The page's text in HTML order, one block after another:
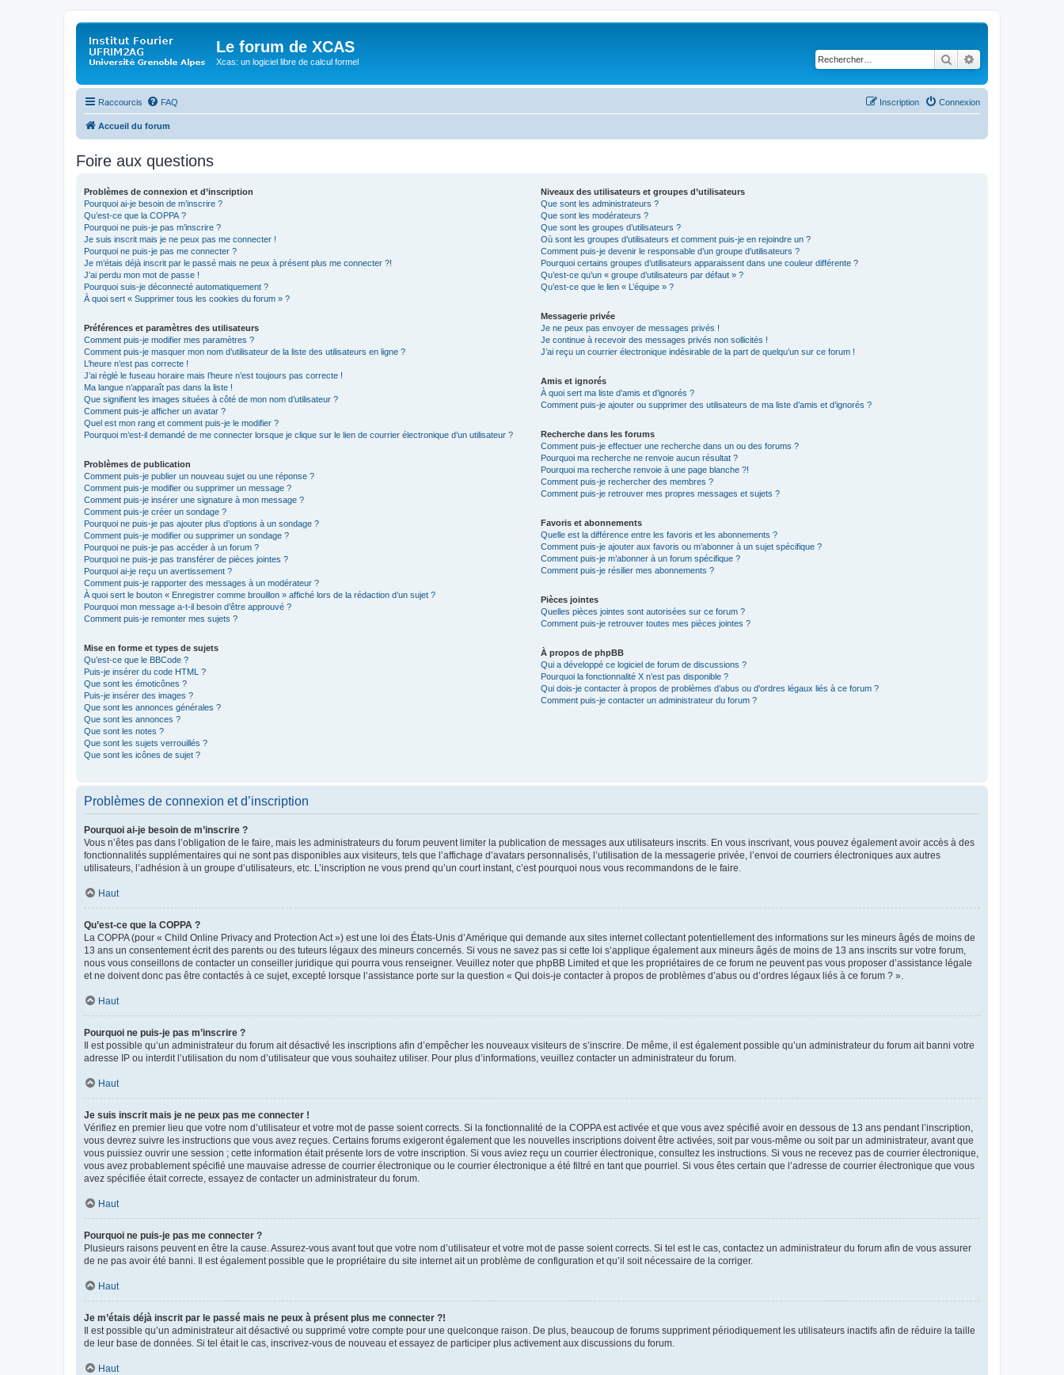
Le forum de XCAS
Xcas: un logiciel libre de calcul formel Rechercher
Raccourcis FAQ Connexion
Inscription
Accueil du forum
Foire aux questions
Problèmes de connexion et d’inscription
Pourquoi ai-je besoin de m’inscrire ?
Qu’est-ce que la COPPA ?
Pourquoi ne puis-je pas m’inscrire ?
Je suis inscrit mais je ne peux pas me connecter !
Pourquoi ne puis-je pas me connecter ?
Je m’étais déjà inscrit par le passé mais ne peux à présent plus me connecter ?!
J’ai perdu mon mot de passe !
Pourquoi suis-je déconnecté automatiquement ?
À quoi sert « Supprimer tous les cookies du forum » ?
Préférences et paramètres des utilisateurs
Comment puis-je modifier mes paramètres ?
Comment puis-je masquer mon nom d’utilisateur de la liste des utilisateurs en ligne ?
L’heure n’est pas correcte !
J’ai réglé le fuseau horaire mais l’heure n’est toujours pas correcte !
Ma langue n’apparaît pas dans la liste !
Que signifient les images situées à côté de mon nom d’utilisateur ?
Comment puis-je afficher un avatar ?
Quel est mon rang et comment puis-je le modifier ?
Pourquoi m’est-il demandé de me connecter lorsque je clique sur le lien de courrier électronique d’un utilisateur ?
Problèmes de publication
Comment puis-je publier un nouveau sujet ou une réponse ?
Comment puis-je modifier ou supprimer un message ?
Comment puis-je insérer une signature à mon message ?
Comment puis-je créer un sondage ?
Pourquoi ne puis-je pas ajouter plus d’options à un sondage ?
Comment puis-je modifier ou supprimer un sondage ?
Pourquoi ne puis-je pas accéder à un forum ?
Pourquoi ne puis-je pas transférer de pièces jointes ?
Pourquoi ai-je reçu un avertissement ?
Comment puis-je rapporter des messages à un modérateur ?
À quoi sert le bouton « Enregistrer comme brouillon » affiché lors de la rédaction d’un sujet ?
Pourquoi mon message a-t-il besoin d’être approuvé ?
Comment puis-je remonter mes sujets ?
Mise en forme et types de sujets
Qu’est-ce que le BBCode ?
Puis-je insérer du code HTML ?
Que sont les émoticônes ?
Puis-je insérer des images ?
Que sont les annonces générales ?
Que sont les annonces ?
Que sont les notes ?
Que sont les sujets verrouillés ?
Que sont les icônes de sujet ?
Niveaux des utilisateurs et groupes d’utilisateurs
Que sont les administrateurs ?
Que sont les modérateurs ?
Que sont les groupes d’utilisateurs ?
Où sont les groupes d’utilisateurs et comment puis-je en rejoindre un ?
Comment puis-je devenir le responsable d’un groupe d’utilisateurs ?
Pourquoi certains groupes d’utilisateurs apparaissent dans une couleur différente ?
Qu’est-ce qu’un « groupe d’utilisateurs par défaut » ?
Qu’est-ce que le lien « L’équipe » ?
Messagerie privée
Je ne peux pas envoyer de messages privés !
Je continue à recevoir des messages privés non sollicités !
J’ai reçu un courrier électronique indésirable de la part de quelqu’un sur ce forum !
Amis et ignorés
À quoi sert ma liste d’amis et d’ignorés ?
Comment puis-je ajouter ou supprimer des utilisateurs de ma liste d’amis et d’ignorés ?
Recherche dans les forums
Comment puis-je effectuer une recherche dans un ou des forums ?
Pourquoi ma recherche ne renvoie aucun résultat ?
Pourquoi ma recherche renvoie à une page blanche ?!
Comment puis-je rechercher des membres ?
Comment puis-je retrouver mes propres messages et sujets ?
Favoris et abonnements
Quelle est la différence entre les favoris et les abonnements ?
Comment puis-je ajouter aux favoris ou m’abonner à un sujet spécifique ?
Comment puis-je m’abonner à un forum spécifique ?
Comment puis-je résilier mes abonnements ?
Pièces jointes
Quelles pièces jointes sont autorisées sur ce forum ?
Comment puis-je retrouver toutes mes pièces jointes ?
À propos de phpBB
Qui a développé ce logiciel de forum de discussions ?
Pourquoi la fonctionnalité X n’est pas disponible ?
Qui dois-je contacter à propos de problèmes d’abus ou d’ordres légaux liés à ce forum ?
Comment puis-je contacter un administrateur du forum ?
Problèmes de connexion et d’inscription
Pourquoi ai-je besoin de m’inscrire ?
Vous n’êtes pas dans l’obligation de le faire, mais les administrateurs du forum peuvent limiter la publication de messages aux utilisateurs inscrits. En vous inscrivant, vous pouvez également avoir accès à des
fonctionnalités supplémentaires qui ne sont pas disponibles aux visiteurs, tels que l’affichage d’avatars personnalisés, l’utilisation de la messagerie privée, l’envoi de courriers électroniques aux autres
utilisateurs, l’adhésion à un groupe d’utilisateurs, etc. L’inscription ne vous prend qu’un court instant, c’est pourquoi nous vous recommandons de le faire.
Haut
Qu’est-ce que la COPPA ?
La COPPA (pour « Child Online Privacy and Protection Act ») est une loi des États-Unis d’Amérique qui demande aux sites internet collectant potentiellement des informations sur les mineurs âgés de moins de
13 ans un consentement écrit des parents ou des tuteurs légaux des mineurs concernés. Si vous ne savez pas si cette loi s’applique également aux mineurs âgés de moins de 13 ans inscrits sur votre forum,
nous vous conseillons de contacter un conseiller juridique qui pourra vous renseigner. Veuillez noter que phpBB Limited et que les propriétaires de ce forum ne peuvent pas vous proposer d’assistance légale
et ne doivent donc pas être contactés à ce sujet, excepté lorsque l’assistance porte sur la question « Qui dois-je contacter à propos de problèmes d’abus ou d’ordres légaux liés à ce forum ? ».
Haut
Pourquoi ne puis-je pas m’inscrire ?
Il est possible qu’un administrateur du forum ait désactivé les inscriptions afin d’empêcher les nouveaux visiteurs de s’inscrire. De même, il est également possible qu’un administrateur du forum ait banni votre
adresse IP ou interdit l’utilisation du nom d’utilisateur que vous souhaitez utiliser. Pour plus d’informations, veuillez contacter un administrateur du forum.
Haut
Je suis inscrit mais je ne peux pas me connecter !
Vérifiez en premier lieu que votre nom d’utilisateur et votre mot de passe soient corrects. Si la fonctionnalité de la COPPA est activée et que vous avez spécifié avoir en dessous de 13 ans pendant l’inscription,
vous devrez suivre les instructions que vous avez reçues. Certains forums exigeront également que les nouvelles inscriptions doivent être activées, soit par vous-même ou soit par un administrateur, avant que
vous puissiez ouvrir une session ; cette information était présente lors de votre inscription. Si vous aviez reçu un courrier électronique, consultez les instructions. Si vous ne recevez pas de courrier électronique,
vous avez probablement spécifié une mauvaise adresse de courrier électronique ou le courrier électronique a été filtré en tant que pourriel. Si vous êtes certain que l’adresse de courrier électronique que vous
avez spécifiée était correcte, essayez de contacter un administrateur du forum.
Haut
Pourquoi ne puis-je pas me connecter ?
Plusieurs raisons peuvent en être la cause. Assurez-vous avant tout que votre nom d’utilisateur et votre mot de passe soient corrects. Si tel est le cas, contactez un administrateur du forum afin de vous assurer
de ne pas avoir été banni. Il est également possible que le propriétaire du site internet ait un problème de configuration et qu’il soit nécessaire de la corriger.
Haut
Je m’étais déjà inscrit par le passé mais ne peux à présent plus me connecter ?!
Il est possible qu’un administrateur ait désactivé ou supprimé votre compte pour une quelconque raison. De plus, beaucoup de forums suppriment périodiquement les utilisateurs inactifs afin de réduire la taille
de leur base de données. Si tel était le cas, inscrivez-vous de nouveau et essayez de participer plus activement aux discussions du forum.
Haut